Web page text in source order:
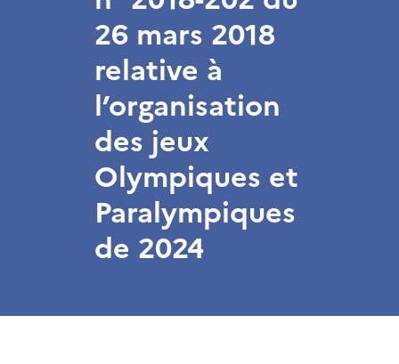
26 mars 2018
relative à
l’organisation
des jeux
Olympiques et
Paralympiques
de 2024